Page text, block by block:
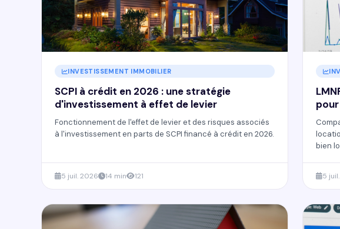
INVESTISSEMENT IMMOBILIER
SCPI à crédit en 2026 : une stratégie
d'investissement à effet de levier
Fonctionnement de l'effet de levier et des risques associés
à l'investissement en parts de SCPI financé à crédit en 2026.
5 juil. 2026 14 min 121
bien
5